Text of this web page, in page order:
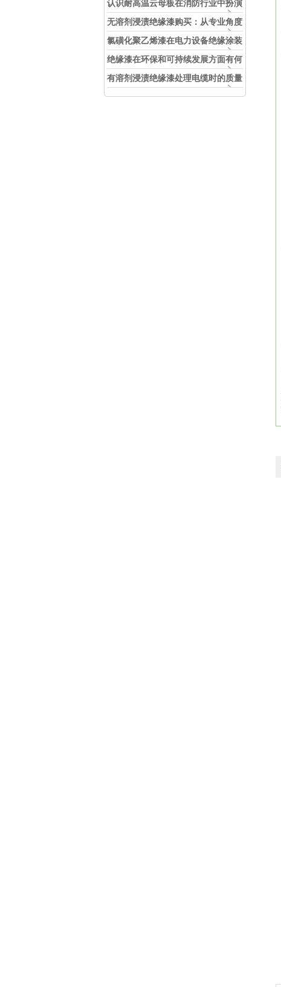
认识耐高温云母板在消防行业中扮演
的角色
无溶剂浸渍绝缘漆购买：从专业角度
看如何选择
氯磺化聚乙烯漆在电力设备绝缘涂装
中的实际应用效果
绝缘漆在环保和可持续发展方面有何
考虑？
有溶剂浸渍绝缘漆处理电缆时的质量
和安全性考虑因素